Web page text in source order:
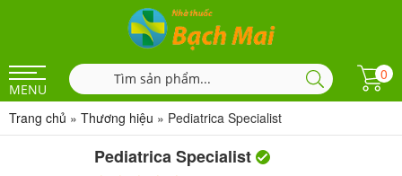
MENU
0
Trang chủ » Thương hiệu » Pediatrica Specialist
Pediatrica Specialist